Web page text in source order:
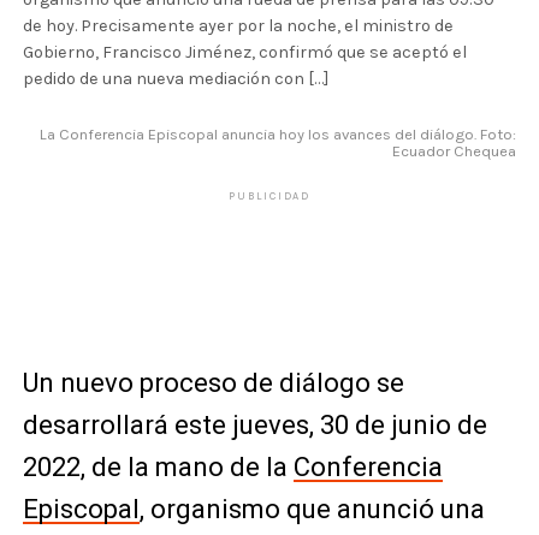
de hoy. Precisamente ayer por la noche, el ministro de
Gobierno, Francisco Jiménez, confirmó que se aceptó el
pedido de una nueva mediación con […]
La Conferencia Episcopal anuncia hoy los avances del diálogo. Foto:
Ecuador Chequea
PUBLICIDAD
Un nuevo proceso de diálogo se
desarrollará este jueves, 30 de junio de
2022, de la mano de la Conferencia
Episcopal, organismo que anunció una